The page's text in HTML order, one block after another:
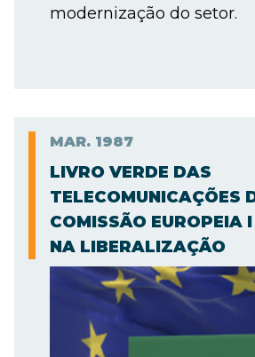
modernização do setor.
MAR. 1987
LIVRO VERDE DAS
TELECOMUNICAÇÕES
COMISSÃO EUROPEIA
NA LIBERALIZAÇÃO